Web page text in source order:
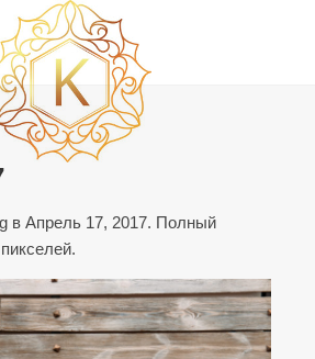
в Апрель 17, 2017. Полный
пикселей.